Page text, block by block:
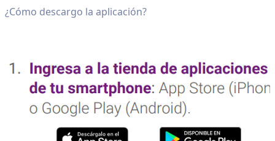
¿Cómo descargo la aplicación?